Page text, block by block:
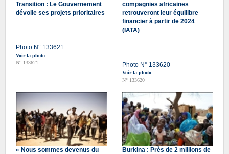
Transition : Le Gouvernement
dévoile ses projets prioritaires
Photo N° 133621
Voir la photo
N° 133621
compagnies africaines
retrouveront leur équilibre
financier à partir de 2024
(IATA)
Photo N° 133620
Voir la photo
N° 133620
« Nous sommes devenus du
Burkina : Près de 2 millions de